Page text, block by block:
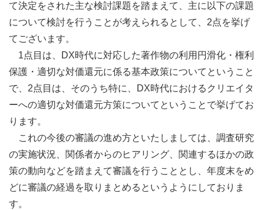
て決定をされた主な検討課題を踏まえて、主に以下の課題
について検討を行うことが考えられるとして、2点を挙げ
てございます。
1点目は、DX時代に対応した著作物の利用円滑化・権利
保護・適切な対価還元に係る基本政策についてということ
で、2点目は、そのうち特に、DX時代におけるクリエイタ
ーへの適切な対価還元方策についてということで挙げてお
ります。
これの今後の審議の進め方といたしましては、調査研究
の実施状況、関係者からのヒアリング、関連するほかの政
策の動向などを踏まえて審議を行うこととし、年度末をめ
どに審議の経過を取りまとめるというようにしておりま
す。